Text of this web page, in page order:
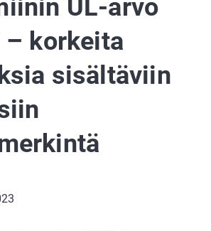
UL-arvo
korkeita
sisältäviin